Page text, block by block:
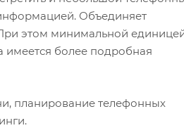
Объединяет
этом минимальной
имеется более подробная
планирование телефонных